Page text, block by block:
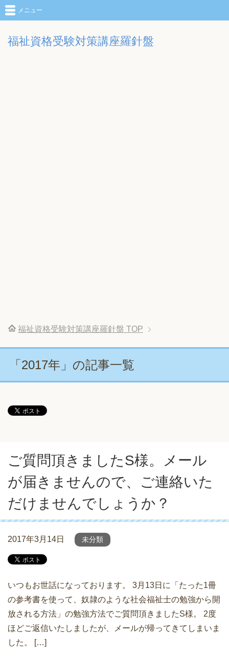
福祉資格受験対策講座羅針盤
メニュー
福祉資格受験対策講座羅針盤 TOP
「2017年」の記事一覧
ご質問頂きましたS様。メール
が届きませんので、ご連絡いた
だけませんでしょうか？
2017年3月14日 未分類
いつもお世話になっております。 3月13日に「たった1冊
の参考書を使って、奴隷のような社会福祉士の勉強から開
放される方法」の勉強方法でご質問頂きましたS様。 2度
ほどご返信いたしましたが、メールが帰ってきてしまいま
した。 […]